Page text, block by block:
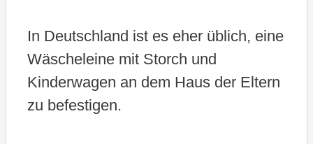
In Deutschland ist es eher üblich, eine
Wäscheleine mit Storch und
Kinderwagen an dem Haus der Eltern
zu befestigen.